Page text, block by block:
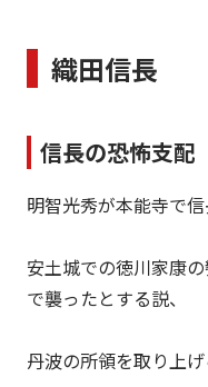
織田信長
信長の恐怖支配
明智光秀が本能寺で信
安土城での徳川家康
で襲ったとする説、
丹波の所領を取り上